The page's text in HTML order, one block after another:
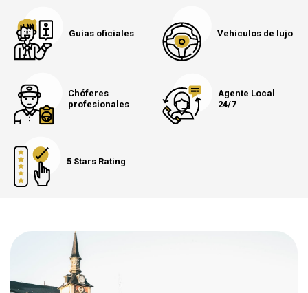
Guías oficiales Vehículos de lujo
Chóferes
profesionales
Agente Local
24/7
5 Stars Rating